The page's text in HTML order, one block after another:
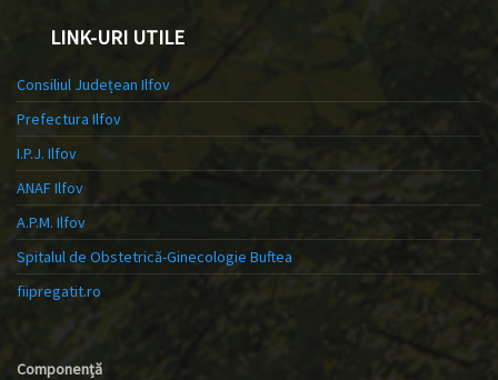
LINK-URI UTILE
Consiliul Județean Ilfov
Prefectura Ilfov
I.P.J. Ilfov
ANAF Ilfov
A.P.M. Ilfov
Spitalul de Obstetrică-Ginecologie Buftea
fiipregatit.ro
Componență